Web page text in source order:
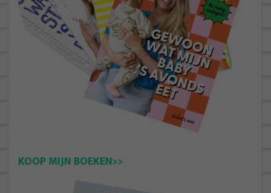
KOOP MIJN BOEKEN>>